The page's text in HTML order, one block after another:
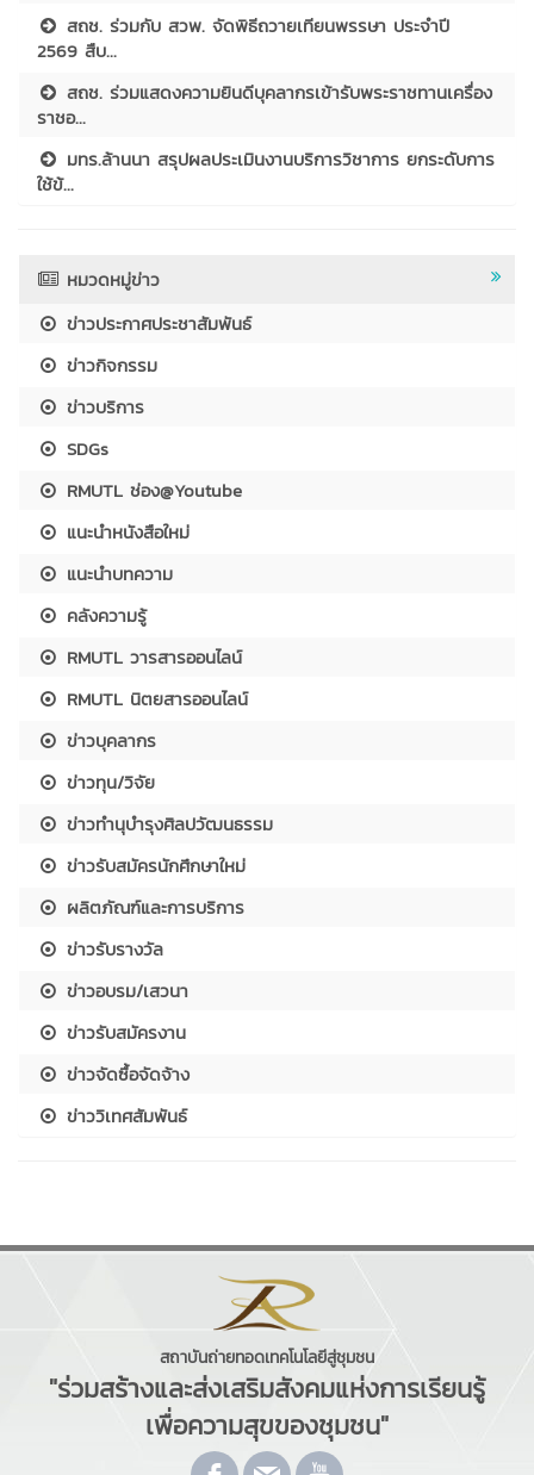
สถช. ร่วมกับ สวพ. จัดพิธีถวายเทียนพรรษา ประจำปี
2569 สืบ...
สถช. ร่วมแสดงความยินดีบุคลากรเข้ารับพระราชทานเครื่อง
ราชอ...
มทร.ล้านนา สรุปผลประเมินงานบริการวิชาการ ยกระดับการ
ใช้ข้...
หมวดหมู่ข่าว
ข่าวประกาศประชาสัมพันธ์
ข่าวกิจกรรม
ข่าวบริการ
SDGs
RMUTL ช่อง@Youtube
แนะนำหนังสือใหม่
แนะนำบทความ
คลังความรู้
RMUTL วารสารออนไลน์
RMUTL นิตยสารออนไลน์
ข่าวบุคลากร
ข่าวทุน/วิจัย
ข่าวทำนุบำรุงศิลปวัฒนธรรม
ข่าวรับสมัครนักศึกษาใหม่
ผลิตภัณฑ์และการบริการ
ข่าวรับรางวัล
ข่าวอบรม/เสวนา
ข่าวรับสมัครงาน
ข่าวจัดซื้อจัดจ้าง
ข่าววิเทศสัมพันธ์
สถาบันถ่ายทอดเทคโนโลยีสู่ชุมชน
"ร่วมสร้างและส่งเสริมสังคมแห่งการเรียนรู้
เพื่อความสุขของชุมชน"